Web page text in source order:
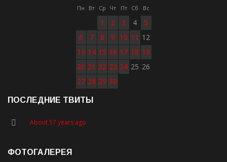
Пн Вт Ср Чт Пт Сб Вс
1 2 3 4
5
6
7 8 9 10 11 12
13 14 15 16 17 18 19
20 21 22 23 24 25 26
27 28 29 30
ПОСЛЕДНИЕ ТВИТЫ
About 57 years ago
ФОТОГАЛЕРЕЯ